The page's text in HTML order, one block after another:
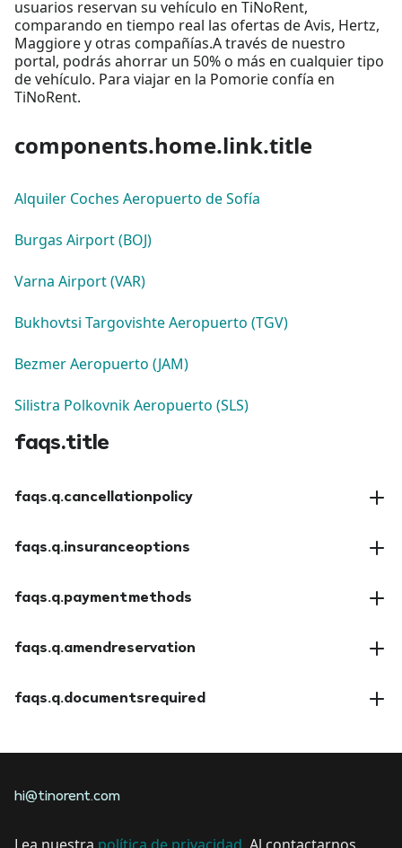
usuarios reservan su vehículo en TiNoRent,
comparando en tiempo real las ofertas de Avis, Hertz,
Maggiore y otras compañías.A través de nuestro
portal, podrás ahorrar un 50% o más en cualquier tipo
de vehículo. Para viajar en la Pomorie confía en
TiNoRent.
components.home.link.title
Alquiler Coches Aeropuerto de Sofía
Burgas Airport (BOJ)
Varna Airport (VAR)
Bukhovtsi Targovishte Aeropuerto (TGV)
Bezmer Aeropuerto (JAM)
Silistra Polkovnik Aeropuerto (SLS)
faqs.title
faqs.q.cancellationpolicy
faqs.q.insuranceoptions
faqs.q.paymentmethods
faqs.q.amendreservation
faqs.q.documentsrequired
hi@tinorent.com